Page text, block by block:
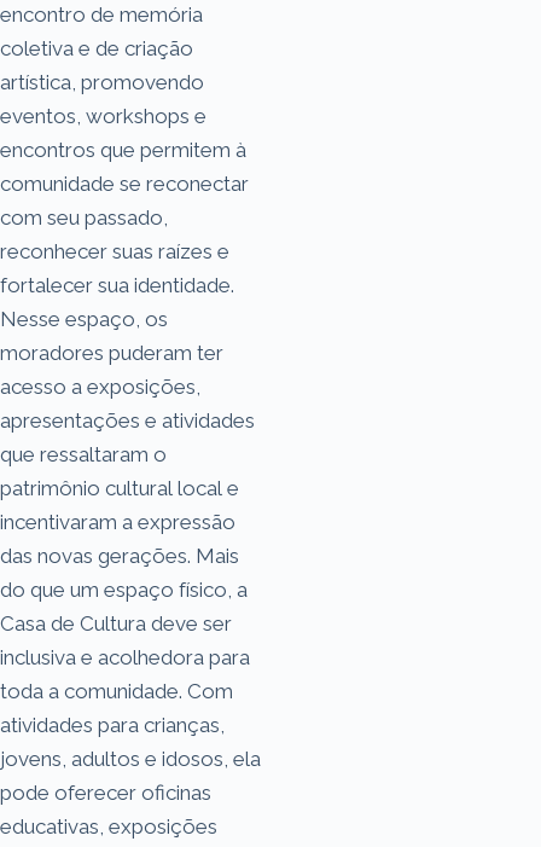
encontro de memória
coletiva e de criação
artística, promovendo
eventos, workshops e
encontros que permitem à
comunidade se reconectar
com seu passado,
reconhecer suas raízes e
fortalecer sua identidade.
Nesse espaço, os
moradores puderam ter
acesso a exposições,
apresentações e atividades
que ressaltaram o
patrimônio cultural local e
incentivaram a expressão
das novas gerações. Mais
do que um espaço físico, a
Casa de Cultura deve ser
inclusiva e acolhedora para
toda a comunidade. Com
atividades para crianças,
jovens, adultos e idosos, ela
pode oferecer oficinas
educativas, exposições